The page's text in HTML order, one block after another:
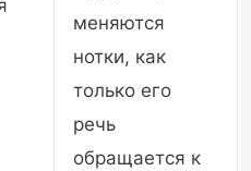
меняются
нотки, как
только его
речь
обращается к